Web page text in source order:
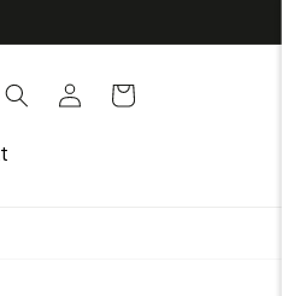
EinloggenWarenkorb